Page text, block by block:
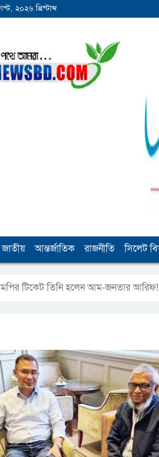
২০২৬ খ্রিস্টাব্দ
জাতীয় আন্তর্জাতিক রাজনীতি সিলেট
টিকেট তিনি হলেন আম-জনতার আরিফ!